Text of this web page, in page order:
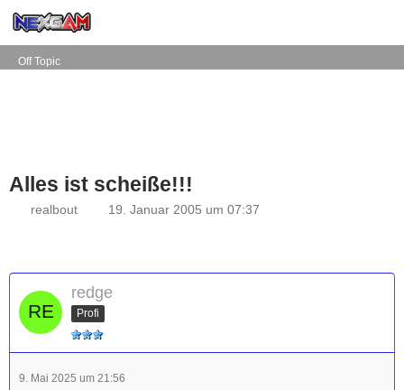
Off Topic
Alles ist scheiße!!!
realbout 19. Januar 2005 um 07:37
redge
Profi
9. Mai 2025 um 21:56